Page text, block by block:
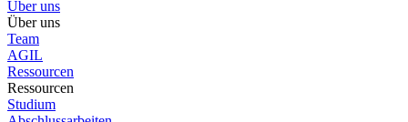
Über uns
Über uns
Team
AGIL
Ressourcen
Ressourcen
Studium